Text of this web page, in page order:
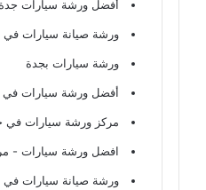
أفضل ورشة سيارات جدة
ورشة صيانة سيارات في
ورشة سيارات بجدة
أفضل ورشة سيارات في
مركز ورشة سيارات في
افضل ورشة سيارات -
ورشة صيانة سيارات في